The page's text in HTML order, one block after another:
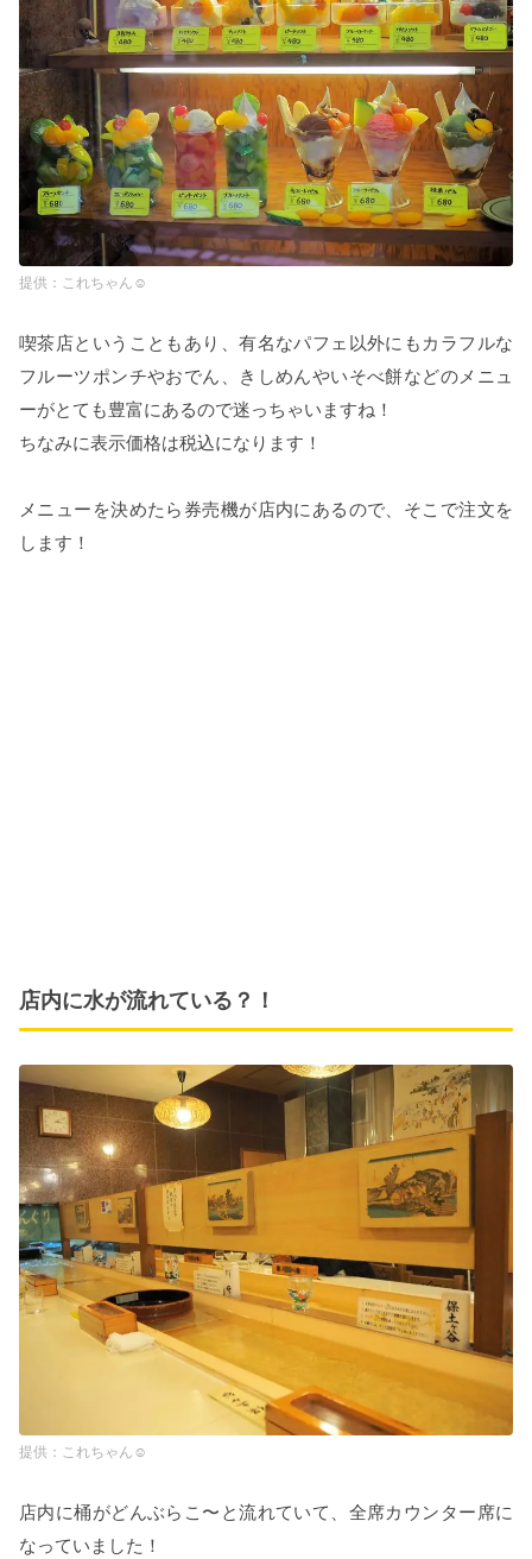
これちゃん☺︎
喫茶店ということもあり、有名なパフェ以外にもカラフルな
フルーツポンチやおでん、きしめんやいそべ餅などのメニュ
ーがとても豊富にあるので迷っちゃいますね！
ちなみに表示価格は税込になります！
メニューを決めたら券売機が店内にあるので、そこで注文を
します！
店内に水が流れている？！
これちゃん☺︎
店内に桶がどんぶらこ〜と流れていて、全席カウンター席に
なっていました！